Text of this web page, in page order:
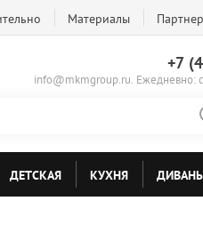
Материалы
+7
info@mkmgroup.ru. Ежедневно:
ДЕТСКАЯ КУХНЯ